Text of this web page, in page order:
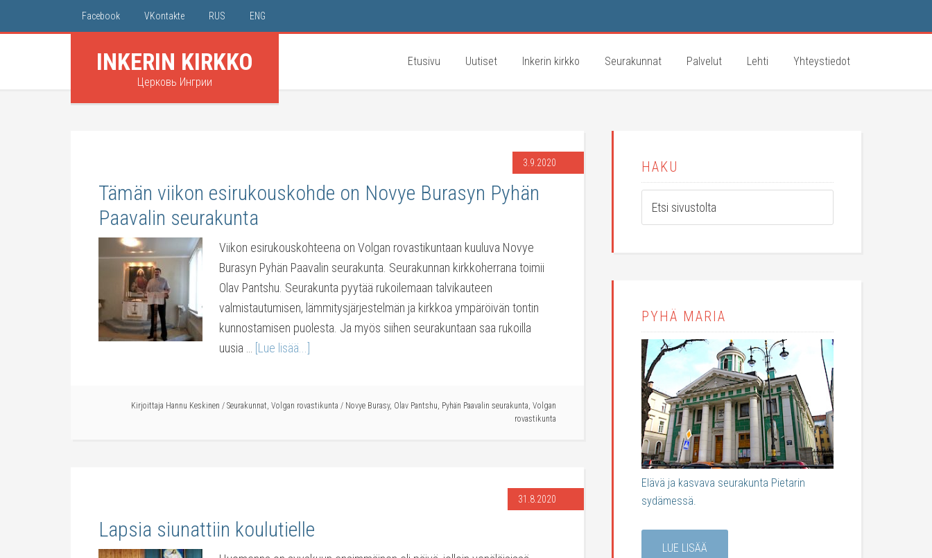
Facebook VKontakte RUS ENG
INKERIN KIRKKO
Церковь Ингрии
Etusivu Uutiset Inkerin kirkko Seurakunnat Palvelut Lehti Yhteystiedot
3.9.2020
Tämän viikon esirukouskohde on Novye Burasyn Pyhän
Paavalin seurakunta
Viikon esirukouskohteena on Volgan rovastikuntaan kuuluva Novye
Burasyn Pyhän Paavalin seurakunta. Seurakunnan kirkkoherrana toimii
Olav Pantshu. Seurakunta pyytää rukoilemaan talvikauteen
valmistautumisen, lämmitysjärjestelmän ja kirkkoa ympäröivän tontin
kunnostamisen puolesta. Ja myös siihen seurakuntaan saa rukoilla
uusia …
[Lue lisää...]
Kirjoittaja Hannu Keskinen / Seurakunnat, Volgan rovastikunta / Novye Burasy, Olav Pantshu, Pyhän Paavalin seurakunta, Volgan
rovastikunta
31.8.2020
Lapsia siunattiin koulutielle
HAKU
PYHÄ MARIA
Elävä ja kasvava seurakunta Pietarin
sydämessä.
LUE LISÄÄ